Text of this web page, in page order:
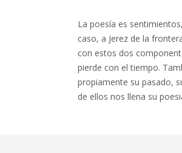
La poesía es
caso, a Jerez de la
con estos dos
pierde con el tiempo.
propiamente su pasado,
de ellos nos llena su